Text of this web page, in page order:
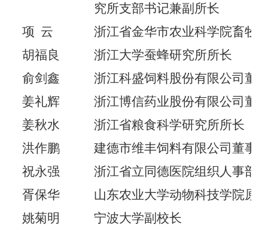
究所支部书记兼副所长
项 云
浙江省金华市农业科学院畜牧
胡福良
浙江大学蚕蜂研究所所长
俞剑鑫
浙江科盛饲料股份有限公司董
姜礼辉
浙江博信药业股份有限公司董
姜秋水
浙江省粮食科学研究所所长
洪作鹏
建德市维丰饲料有限公司董事
祝永强
浙江省立同德医院组织人事部
胥保华
山东农业大学动物科技学院原
姚菊明
宁波大学副校长